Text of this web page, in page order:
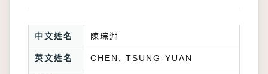
中文姓名 陳琮淵
英文姓名 CHEN, TSUNG-YUAN